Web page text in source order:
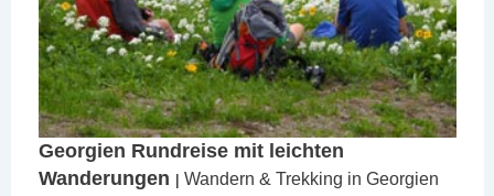
Georgien Rundreise mit leichten
Wanderungen | Wandern & Trekking in Georgien